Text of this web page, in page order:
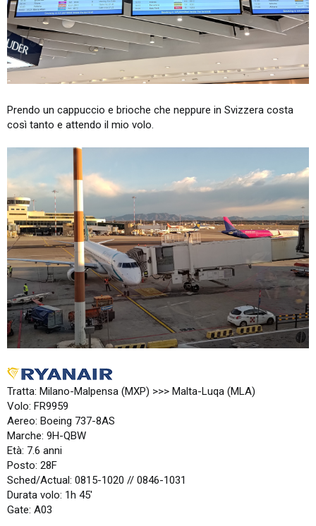
Prendo un cappuccio e brioche che neppure in Svizzera costa
così tanto e attendo il mio volo.
Tratta: Milano-Malpensa (MXP) >>> Malta-Luqa (MLA)
Volo: FR9959
Aereo: Boeing 737-8AS
Marche: 9H-QBW
Età: 7.6 anni
Posto: 28F
Sched/Actual: 0815-1020 // 0846-1031
Durata volo: 1h 45′
Gate: A03